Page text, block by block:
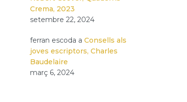
Crema, 2023
setembre 22, 2024
ferran escoda a Consells als
joves escriptors, Charles
Baudelaire
març 6, 2024